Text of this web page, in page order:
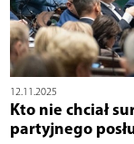
12.11.2025
Kto nie chciał
partyjnego